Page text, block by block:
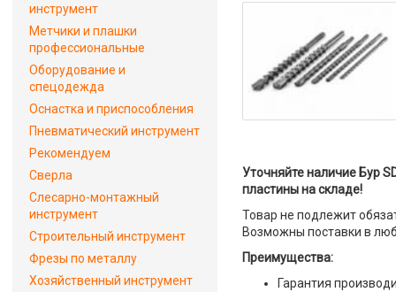
Уточняйте наличие Бур
пластины на складе!
Товар не подлежит
Возможны поставки в
Преимущества:
Гарантия
инструмент
Метчики и плашки
профессиональные
Оборудование и
спецодежда
Оснастка и приспособления
Пневматический инструмент
Рекомендуем
Сверла
Слесарно-монтажный
инструмент
Строительный инструмент
Фрезы по металлу
Хозяйственный инструмент